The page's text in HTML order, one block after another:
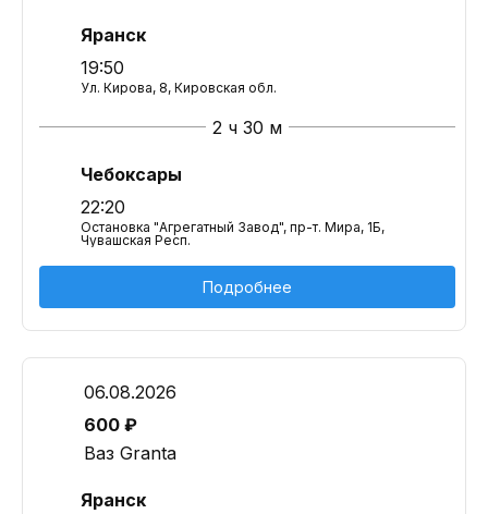
Яранск
19:50
Ул. Кирова, 8, Кировская обл.
2 ч 30 м
Чебоксары
22:20
Остановка "Агрегатный Завод", пр-т. Мира, 1Б,
Чувашская Респ.
Подробнее
06.08.2026
600 ₽
Ваз Granta
Яранск